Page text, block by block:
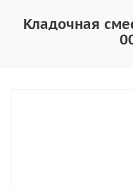
Кладочная